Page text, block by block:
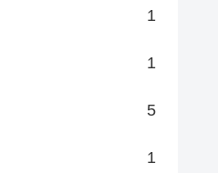
1
1
5
1